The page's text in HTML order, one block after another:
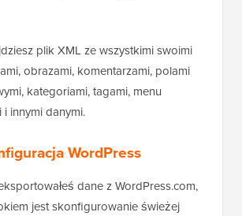
plik XML ze wszystkimi swoimi
obrazami, komentarzami, polami
kategoriami, tagami, menu
i innymi danymi.
WordPress
dane z WordPress.com,
jest skonfigurowanie świeżej